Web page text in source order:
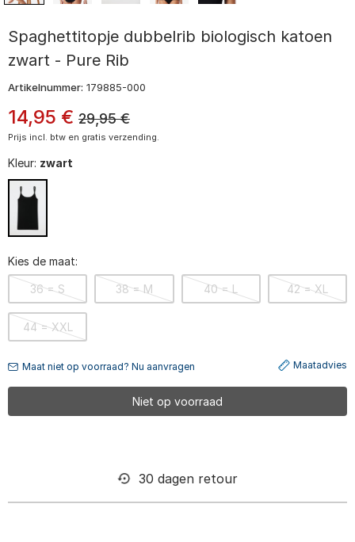
Spaghettitopje dubbelrib biologisch katoen
zwart - Pure Rib
Artikelnummer: 179885-000
14,95 € 29,95€
Prijs incl. btw en gratis verzending.
Kleur: zwart
Kies de maat:
36 = S 38 = M 40 = L 42 = XL
44 = XXL
Maat niet op voorraad? Nu aanvragen Maatadvies
Niet op voorraad
30 dagen retour